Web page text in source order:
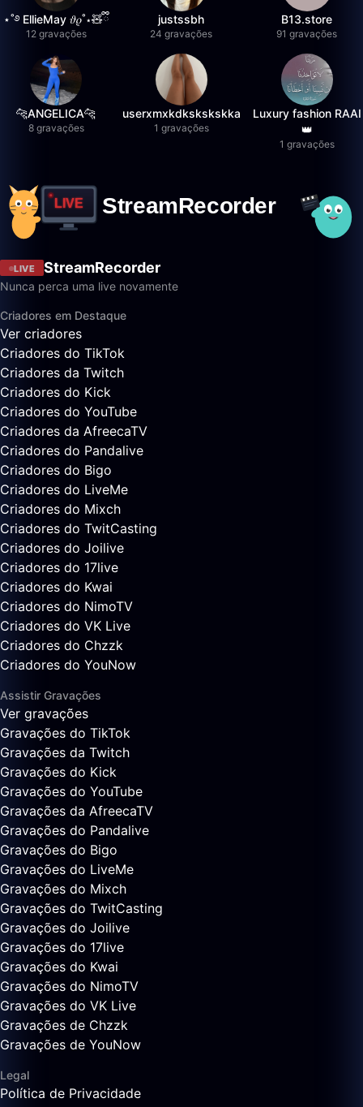
⋆˚࿔ EllieMay 𝜗𝜚˚⋆🧸ྀི
12 gravações
justssbh
24 gravações
B13.store
91 gravações
🐆ANGELICA🐆
8 gravações
userxmxkdkskskskka
1 gravações
Luxury fashion RAAI
👑
1 gravações
LIVE StreamRecorder
Nunca perca uma live novamente
Criadores em Destaque
Ver criadores
Criadores do TikTok
Criadores da Twitch
Criadores do Kick
Criadores do YouTube
Criadores da AfreecaTV
Criadores do Pandalive
Criadores do Bigo
Criadores do LiveMe
Criadores do Mixch
Criadores do TwitCasting
Criadores do Joilive
Criadores do 17live
Criadores do Kwai
Criadores do NimoTV
Criadores do VK Live
Criadores do Chzzk
Criadores do YouNow
Assistir Gravações
Ver gravações
Gravações do TikTok
Gravações da Twitch
Gravações do Kick
Gravações do YouTube
Gravações da AfreecaTV
Gravações do Pandalive
Gravações do Bigo
Gravações do LiveMe
Gravações do Mixch
Gravações do TwitCasting
Gravações do Joilive
Gravações do 17live
Gravações do Kwai
Gravações do NimoTV
Gravações do VK Live
Gravações de Chzzk
Gravações de YouNow
Legal
Política de Privacidade